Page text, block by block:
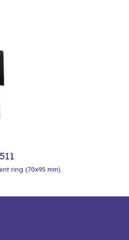
ring (70x95 mm)